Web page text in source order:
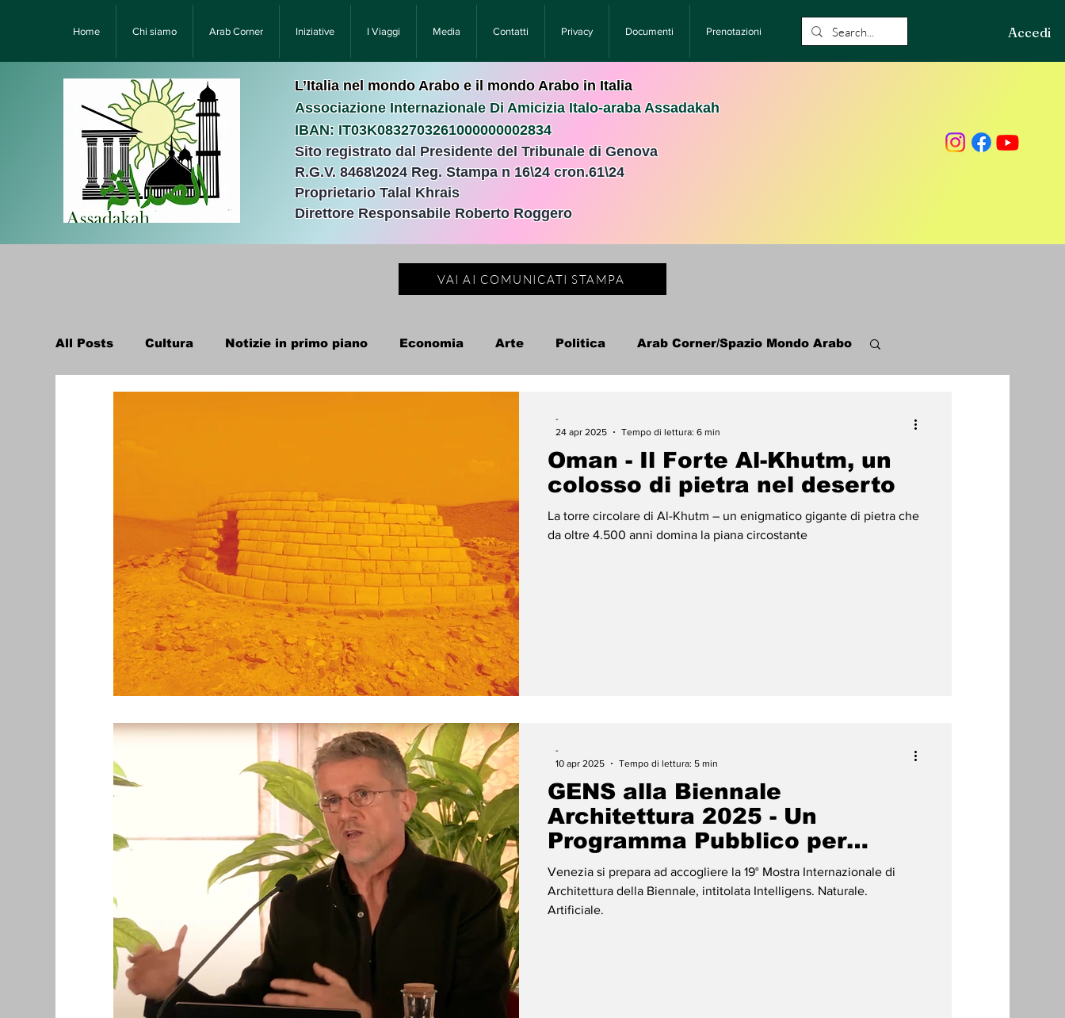
Home Chi siamo Arab Corner Iniziative I Viaggi Media Contatti Privacy Documenti Prenotazioni Accedi
L’Italia nel mondo Arabo e il mondo Arabo in Italia
Associazione Internazionale Di Amicizia Italo-araba Assadakah
IBAN: IT03K0832703261000000002834
Sito registrato dal Presidente del Tribunale di Genova
R.G.V. 8468\2024 Reg. Stampa n 16\24 cron.61\24 ​
Proprietario Talal Khrais
Direttore Responsabile Roberto Roggero
VAI AI COMUNICATI STAMPA
All Posts Cultura Notizie in primo piano Economia Arte Politica Arab Corner/Spazio Mondo Arabo
Musica Cinema Tradizioni Storia
Mostre Festività Eventi Teatro Lega Araba Società Diritti Umani
Relazioni Internazionali Conflitti e Pace Gastronomia
Oman - Il Forte Al-Khutm, un
colosso di pietra nel deserto
La torre circolare di Al-Khutm – un enigmatico gigante di pietra che
da oltre 4.500 anni domina la piana circostante
-
24 apr 2025
Tempo di lettura: 6 min
GENS alla Biennale
Architettura 2025 - Un
Programma Pubblico per
Esplorare l'Intelligens
Venezia si prepara ad accogliere la 19° Mostra Internazionale di
Architettura della Biennale, intitolata Intelligens. Naturale.
Artificiale.
-
10 apr 2025
Tempo di lettura: 5 min